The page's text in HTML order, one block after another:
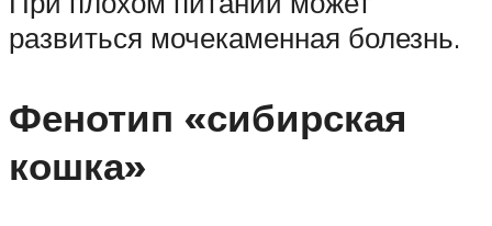
развиться мочекаменная болезнь.
Фенотип «сибирская
кошка»